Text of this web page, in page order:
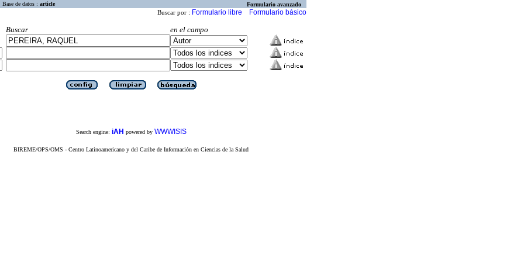
Base de datos : article Formulario avanzado
Buscar por : Formulario libre Formulario básico
Buscar
en el campo
Search engine: iAH powered by WWWISIS
BIREME/OPS/OMS - Centro Latinoamericano y del Caribe de Información en Ciencias de la Salud